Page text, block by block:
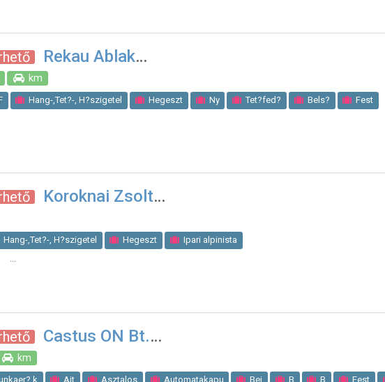
Rekau Ablak
km
Hang-,Tet?-, H?szigetel Hegeszt Ny Tet?fed? Bels?
Fest
Koroknai Zsolt
,Tet?-, H?szigetel Hegeszt
Ipari alpinista
Castus ON Bt.
km
k Ajt Asztalos Automatakapu Bej B B
Fest